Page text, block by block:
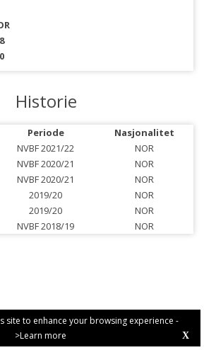
site to enhance your browsing experience -
>Learn more
X
Historie
Periode
Nasjonalitet
NVBF 2021/22
NOR
NVBF 2020/21
NOR
NVBF 2020/21
NOR
2019/20
NOR
2019/20
NOR
NVBF 2018/19 NOR